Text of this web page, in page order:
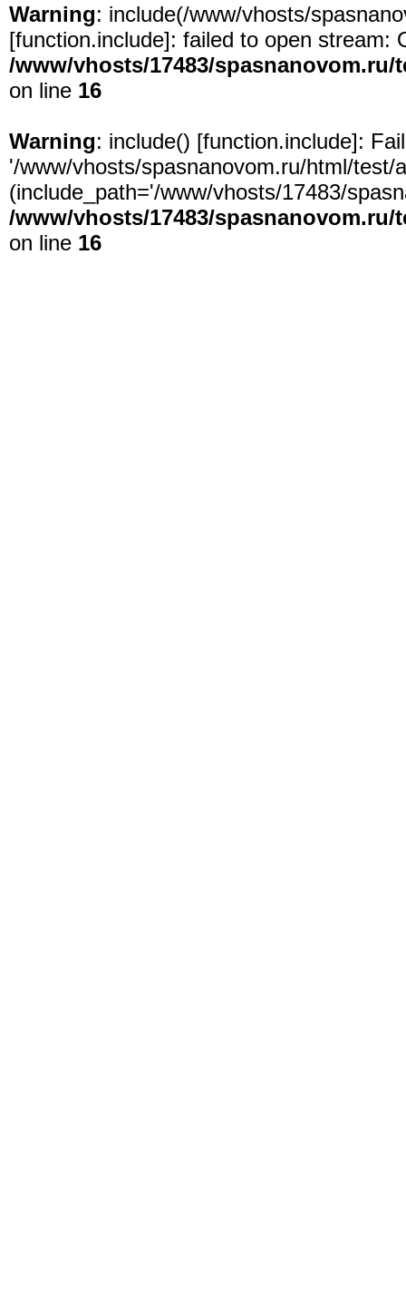
Warning: include(/www/vhosts/
[function.include]: failed to open stream:
/www/vhosts/17483/
on line 16
Warning: include() [function.include]:
'/www/vhosts/spasnanovom.ru/html/
(include_path='/www/vhosts/17483/
/www/vhosts/17483/
on line 16